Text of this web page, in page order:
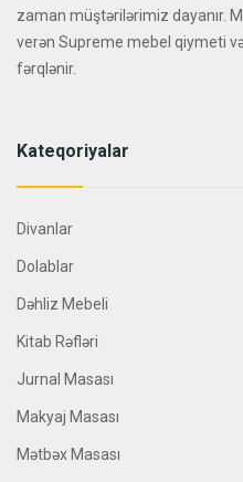
zaman müştərilərimiz dayanır.
verən Supreme mebel qiymeti
fərqlənir.
Kateqoriyalar
Divanlar
Dolablar
Dəhliz Mebeli
Kitab Rəfləri
Jurnal Masası
Makyaj Masası
Mətbəx Masası